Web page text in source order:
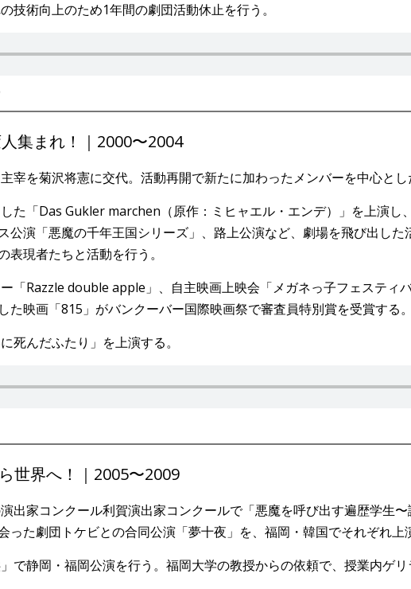
技術向上のため1年間の劇団活動休止を行う。
集まれ！｜2000〜2004
宰を菊沢将憲に交代。活動再開で新たに加わったメンバーを中心とし
た「Das Gukler marchen（原作：ミヒャエル・エンデ）」を上演し
公演「悪魔の千年王国シリーズ」、路上公演など、劇場を飛び出し
表現者たちと活動を行う。
「Razzle double apple」、自主映画上映会「メガネっ子フェスティ
た映画「815」がバンクーバー国際映画祭で審査員特別賞を受賞する。
死んだふたり」を上演する。
世界へ！｜2005〜2009
出家コンクール利賀演出家コンクールで「悪魔を呼び出す遍歴学生
った劇団トケビとの合同公演「夢十夜」を、福岡・韓国でそれぞれ上
で静岡・福岡公演を行う。福岡大学の教授からの依頼で、授業内ゲ